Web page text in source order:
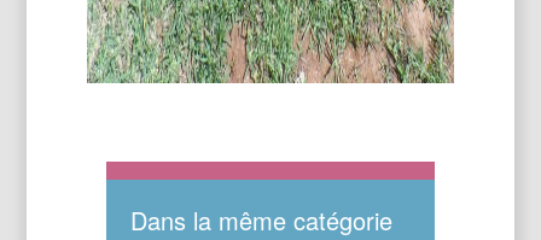
Dans la même catégorie